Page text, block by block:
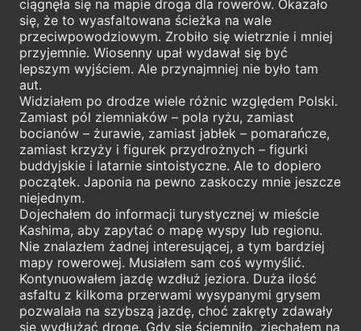
ciągnęła się na mapie droga dla rowerów. Okazało
się, że to wyasfaltowana ścieżka na wale
przeciwpowodziowym. Zrobiło się wietrznie i mniej
przyjemnie. Wiosenny upał wydawał się być
lepszym wyjściem. Ale przynajmniej nie było tam
aut.
Widziałem po drodze wiele różnic względem Polski.
Zamiast pól ziemniaków – pola ryżu, zamiast
bocianów – żurawie, zamiast jabłek – pomarańcze,
zamiast krzyży i figurek przydrożnych – figurki
buddyjskie i latarnie sintoistyczne. Ale to dopiero
początek. Japonia na pewno zaskoczy mnie jeszcze
niejednym.
Dojechałem do informacji turystycznej w mieście
Kashima, aby zapytać o mapę wyspy lub regionu.
Nie znalazłem żadnej interesującej, a tym bardziej
mapy rowerowej. Musiałem sam coś wymyślić.
Kontynuowałem jazdę wzdłuż jeziora. Duża ilość
asfaltu z kilkoma przerwami wysypanymi grysem
pozwalała na szybszą jazdę, choć zakręty zdawały
się wydłużać drogę. Gdy się ściemniło, zjechałem na